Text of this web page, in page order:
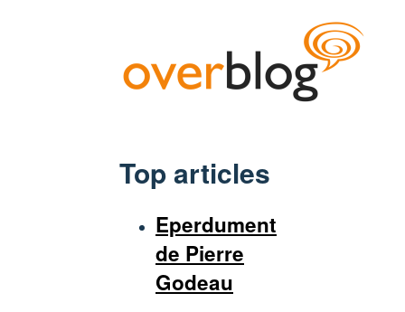
Top articles
Eperdument
de Pierre
Godeau